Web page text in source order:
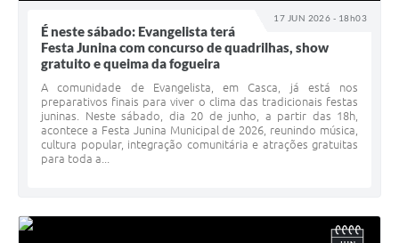
17 JUN 2026 - 18h03
É neste sábado: Evangelista terá
Festa Junina com concurso de quadrilhas, show
gratuito e queima da fogueira
A comunidade de Evangelista, em Casca, já está nos
preparativos finais para viver o clima das tradicionais festas
juninas. Neste sábado, dia 20 de junho, a partir das 18h,
acontece a Festa Junina Municipal de 2026, reunindo música,
cultura popular, integração comunitária e atrações gratuitas
para toda a...